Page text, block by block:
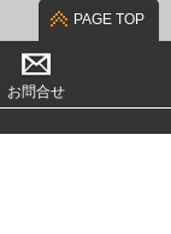
PAGE TOP
お問合せ